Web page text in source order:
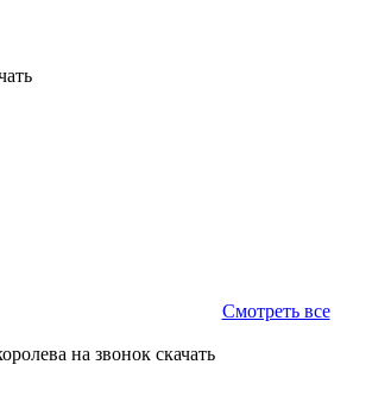
Смотреть все